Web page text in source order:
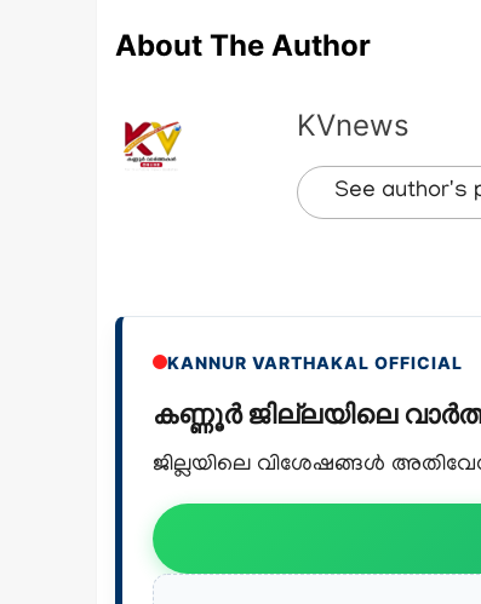
About The Author
KVnews
See author's
KANNUR VARTHAKAL OFFICIAL
കണ്ണൂർ ജില്ലയിലെ
ജില്ലയിലെ വിശേഷങ്ങൾ